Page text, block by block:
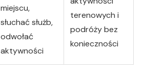
miejscu,
słuchać służb,
odwołać
aktywności
terenowych i
podróży bez
konieczności